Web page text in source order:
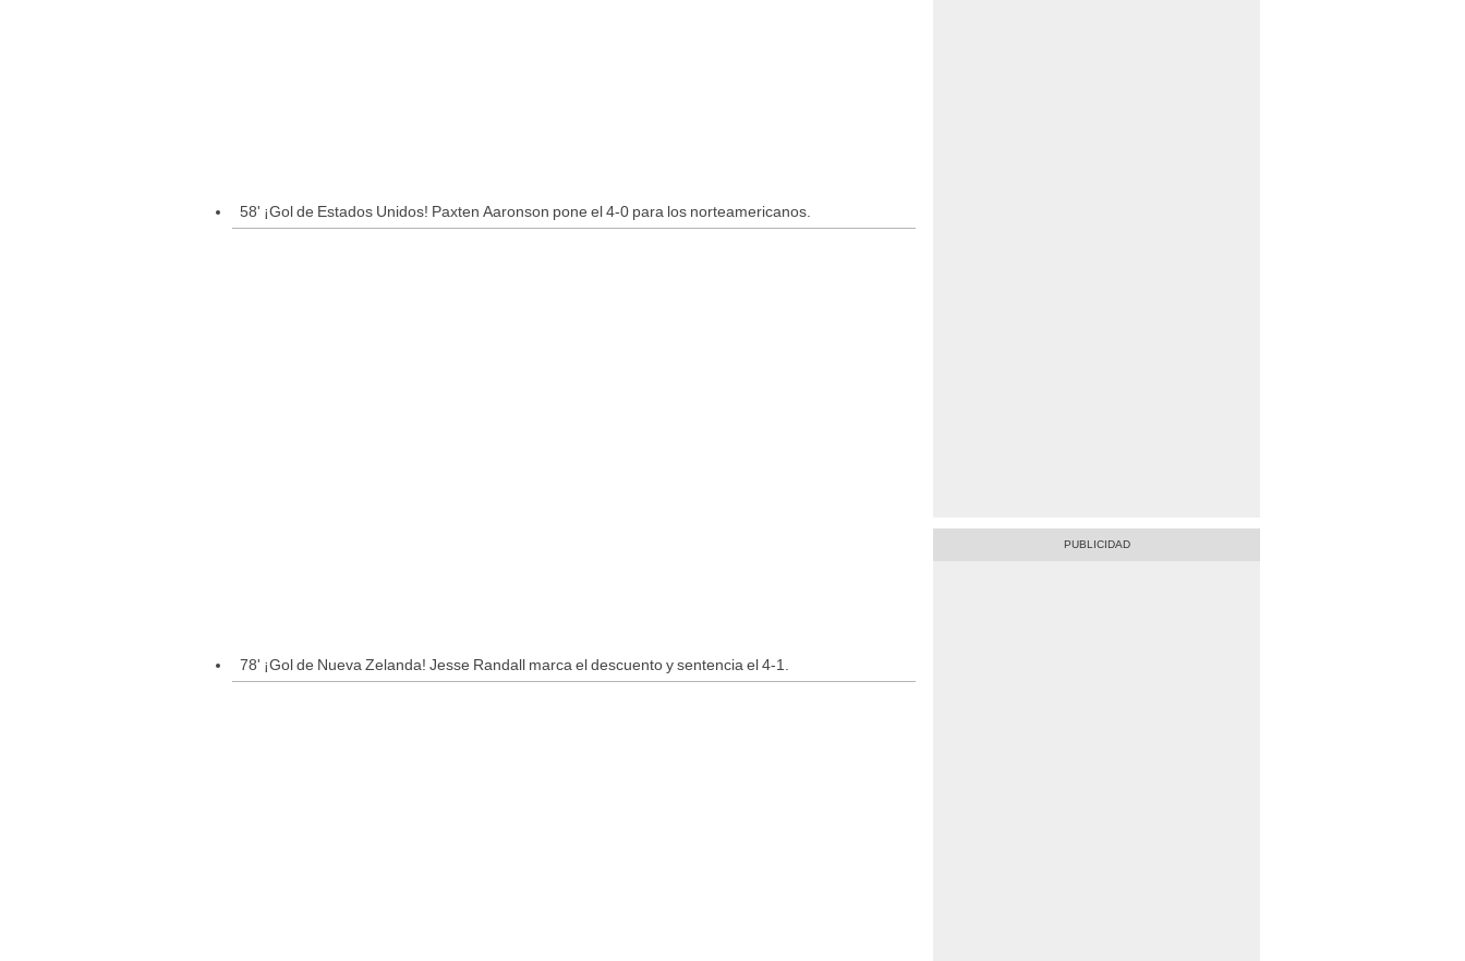
58' ¡Gol de Estados Unidos! Paxten Aaronson pone el 4-0 para los norteamericanos.
78' ¡Gol de Nueva Zelanda! Jesse Randall marca el descuento y sentencia el 4-1.